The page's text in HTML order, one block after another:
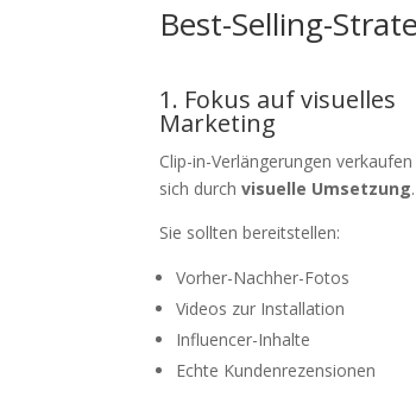
Best-Selling-
1. Fokus auf visuelles
Marketing
Clip-in-Verlängerungen verkaufen
sich durchvisuelle Umsetzung.
Sie sollten bereitstellen:
Vorher-Nachher-Fotos
Videos zur Installation
Influencer-Inhalte
Echte Kundenrezensionen